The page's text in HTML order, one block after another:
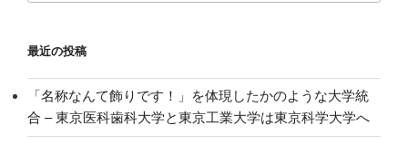
最近の投稿
「名称なんて飾りです！」を体現したかのような大学統
合 – 東京医科歯科大学と東京工業大学は東京科学大学へ